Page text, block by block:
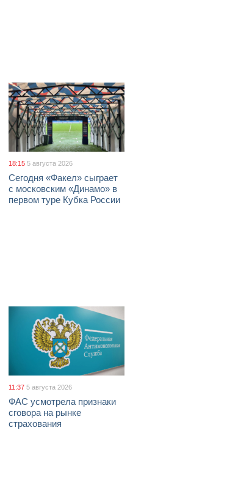
18:15 5 августа 2026
Сегодня «Факел» сыграет
с московским «Динамо» в
первом туре Кубка России
11:37 5 августа 2026
ФАС усмотрела признаки
сговора на рынке
страхования